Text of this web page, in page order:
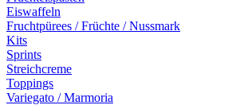
Eiswaffeln
Fruchtpürees / Früchte / Nussmark
Kits
Sprints
Streichcreme
Toppings
Variegato / Marmoria